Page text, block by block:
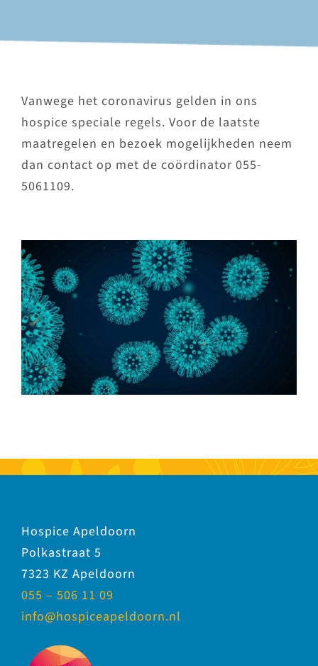
Vanwege het coronavirus gelden in ons
hospice speciale regels. Voor de laatste
maatregelen en bezoek mogelijkheden neem
dan contact op met de coördinator 055-
5061109.
Hospice Apeldoorn
Polkastraat 5
7323 KZ Apeldoorn
055 – 506 11 09
info@hospiceapeldoorn.nl